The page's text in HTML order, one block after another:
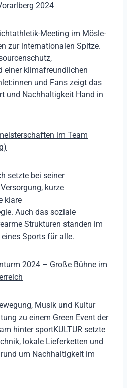
2024
Meeting im Mösle-
zur internationalen Spitze.
einer klimafreundlichen
und Fans zeigt das
und Nachhaltigkeit Hand in
im Team
setzte bei seiner
kurze
klare
Auch das soziale
Strukturen standen im
Sports für alle.
2024 – Große Bühne im
Musik und Kultur
zu einem Green Event der
hinter sportKULTUR setzte
lokale Lieferketten und
um Nachhaltigkeit im